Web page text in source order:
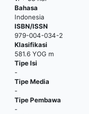
Bahasa
Indonesia
ISBN/ISSN
979-004-034-2
Klasifikasi
581.6 YOG m
Tipe Isi
-
Tipe Media
-
Tipe Pembawa
-